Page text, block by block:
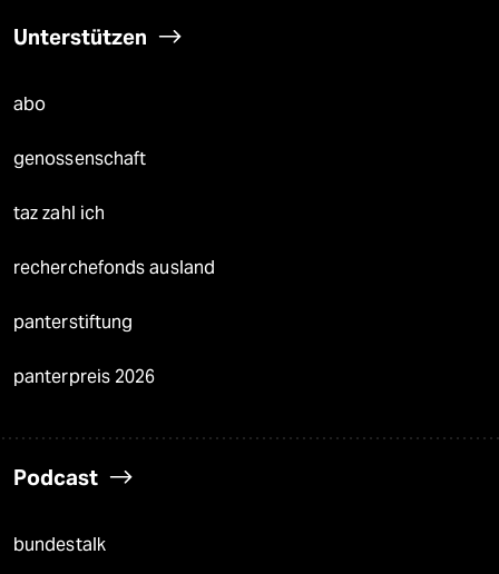
Unterstützen
abo
genossenschaft
taz zahl ich
recherchefonds ausland
panterstiftung
panterpreis 2026
Podcast
bundestalk